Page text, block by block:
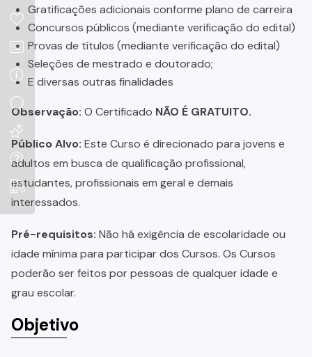
Gratificações adicionais conforme plano de carreira
Concursos públicos (mediante verificação do edital)
Provas de títulos (mediante verificação do edital)
Seleções de mestrado e doutorado;
E diversas outras finalidades
Observação: O Certificado NÃO É GRATUITO.
Público Alvo: Este Curso é direcionado para jovens e
adultos em busca de qualificação profissional,
estudantes, profissionais em geral e demais
interessados.
Pré-requisitos: Não há exigência de escolaridade ou
idade mínima para participar dos Cursos. Os Cursos
poderão ser feitos por pessoas de qualquer idade e
grau escolar.
Objetivo